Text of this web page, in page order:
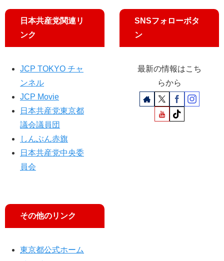
日本共産党関連リ
ンク
JCP TOKYO チャ
ンネル
JCP Movie
日本共産党東京都
議会議員団
しんぶん赤旗
日本共産党中央委
員会
その他のリンク
東京都公式ホーム
SNSフォローボタ
ン
最新の情報はこち
らから